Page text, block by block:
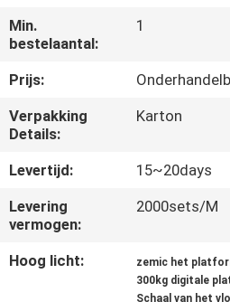
NIEUWS
GEVALLEN
VRAAG
EEN
OFFERTE
Min.
bestelaantal:
1
Prijs:
Verpakking
Details:
Karton
Levertijd:
15~20days
Levering
vermogen:
2000sets/M
Hoog licht: zemic het
300kg digitale
Schaal van het